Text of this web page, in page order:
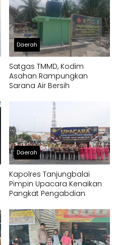
Daerah
Satgas TMMD, Kodim
Asahan Rampungkan
Sarana Air Bersih
Daerah
Kapolres Tanjungbalai
Pimpin Upacara Kenaikan
Pangkat Pengabdian